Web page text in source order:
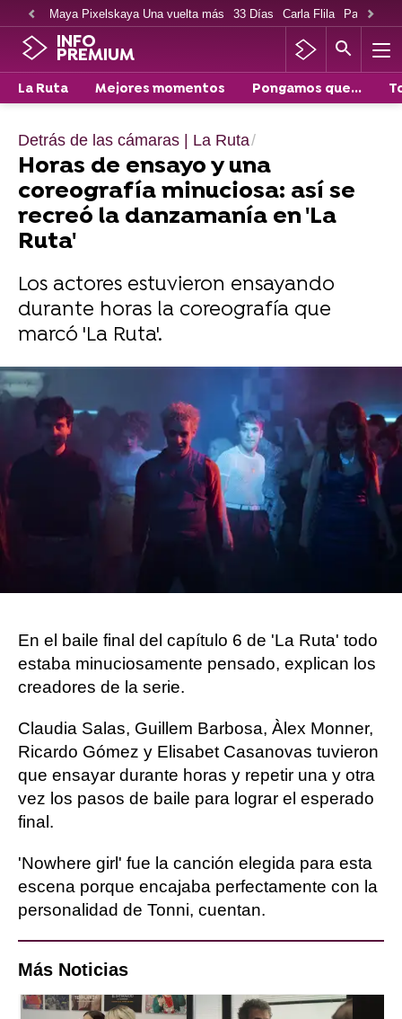
Maya Pixelskaya Una vuelta más 33 Días Carla Flila Paco
INFO
PREMIUM
La Ruta Mejores momentos Pongamos que...
Detrás de las cámaras | La Ruta
Horas de ensayo y una
coreografía minuciosa: así se
recreó la danzamanía en 'La
Ruta'
Los actores estuvieron ensayando
durante horas la coreografía que
marcó 'La Ruta'.
Jennifer Álvarez
02 de enero de 2023, 11:41
En el baile final del capítulo 6 de 'La Ruta' todo
estaba minuciosamente pensado, explican los
creadores de la serie.
Claudia Salas, Guillem Barbosa, Àlex Monner,
Ricardo Gómez y Elisabet Casanovas tuvieron
que ensayar durante horas y repetir una y otra
vez los pasos de baile para lograr el esperado
final.
'Nowhere girl' fue la canción elegida para esta
escena porque encajaba perfectamente con la
personalidad de Tonni, cuentan.
Más Noticias